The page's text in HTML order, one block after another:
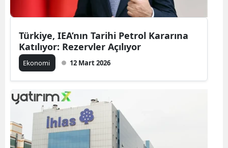
Türkiye, IEA’nın Tarihi Petrol Kararına
Katılıyor: Rezervler Açılıyor
Ekonomi 12 Mart 2026